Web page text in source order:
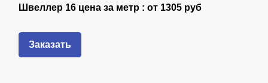
Швеллер 16 цена за метр : от 1305 руб
Заказать